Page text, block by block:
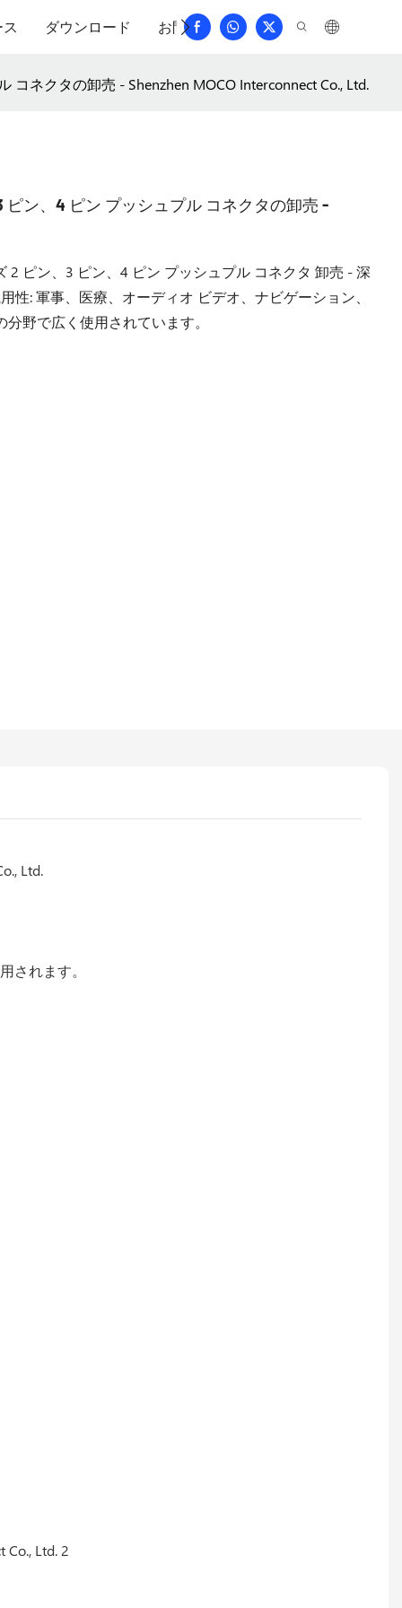
ダウンロード お問い合わせ よくある質問
ネクタの卸売 - Shenzhen MOCO Interconnect Co., Ltd.
ピン、4 ピン プッシュプル コネクタの卸売 -
2 ピン、3 ピン、4 ピン プッシュプル コネクタ 卸売 - 深
性: 軍事、医療、オーディオ ビデオ、ナビゲーション、
野で広く使用されています。
Ltd.
されます。